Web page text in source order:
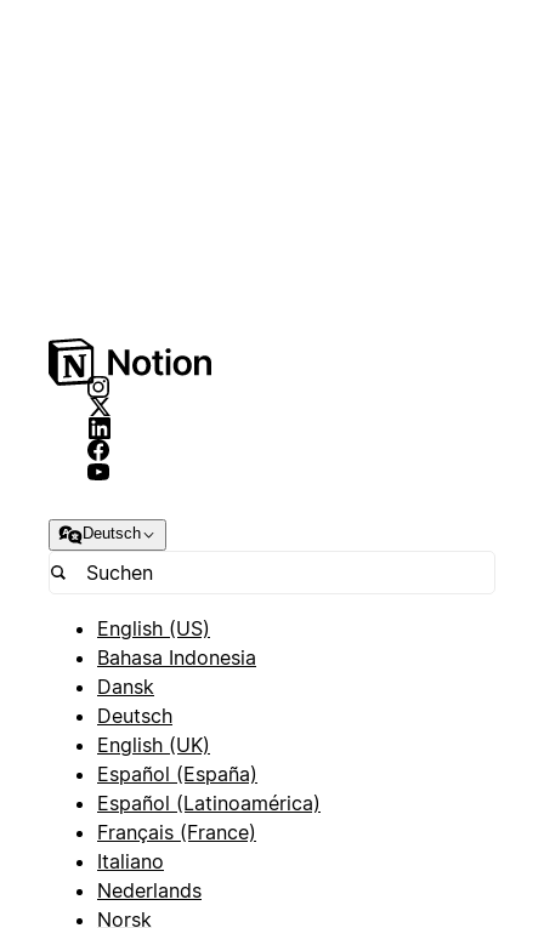
Deutsch
English (US)
Bahasa Indonesia
Dansk
Deutsch
English (UK)
Español (España)
Español (Latinoamérica)
Français (France)
Italiano
Nederlands
Norsk